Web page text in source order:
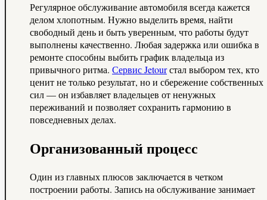
Регулярное обслуживание автомобиля всегда кажется
делом хлопотным. Нужно выделить время, найти
свободный день и быть уверенным, что работы будут
выполнены качественно. Любая задержка или ошибка в
ремонте способны выбить график владельца из
привычного ритма. Сервис Jetourстал выбором тех, кто
ценит не только результат, но и сбережение собственных
сил — он избавляет владельцев от ненужных
переживаний и позволяет сохранить гармонию в
повседневных делах.
Организованный процесс
Один из главных плюсов заключается в четком
построении работы. Запись на обслуживание занимает